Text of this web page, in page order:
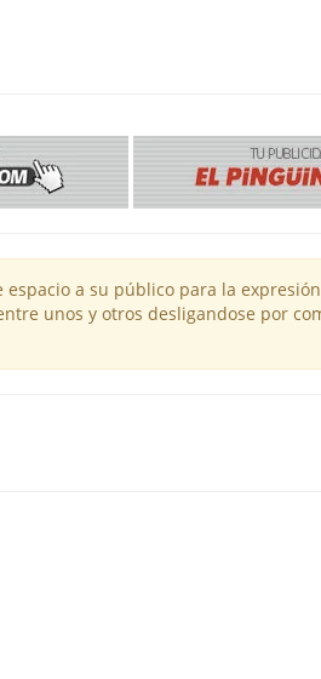
espacio a su público para la
unos y otros desligandose por